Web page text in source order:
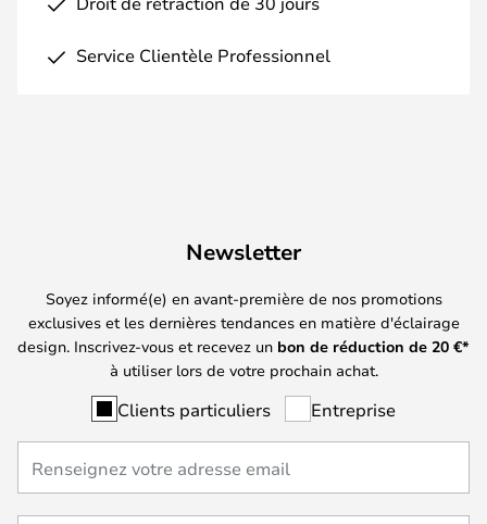
Service Clientèle Professionnel
Newsletter
Soyez informé(e) en avant-première de nos promotions
exclusives et les dernières tendances en matière d'éclairage
design. Inscrivez-vous et recevez un bon de réduction de 20 €*
à utiliser lors de votre prochain achat.
Clients particuliers Entreprise